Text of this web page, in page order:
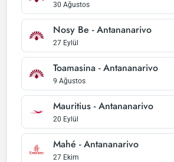
30 Ağustos
Nosy Be - Antananarivo
27 Eylül
Toamasina - Antananarivo
9 Ağustos
Mauritius - Antananarivo
20 Eylül
Mahé - Antananarivo
27 Ekim